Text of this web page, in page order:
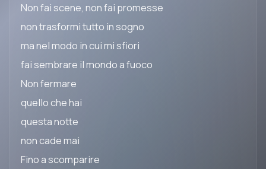
Non fai scene, non fai promesse
non trasformi tutto in sogno
ma nel modo in cui mi sfiori
fai sembrare il mondo a fuoco
Non fermare
quello che hai
questa notte
non cade mai
Fino a scomparire